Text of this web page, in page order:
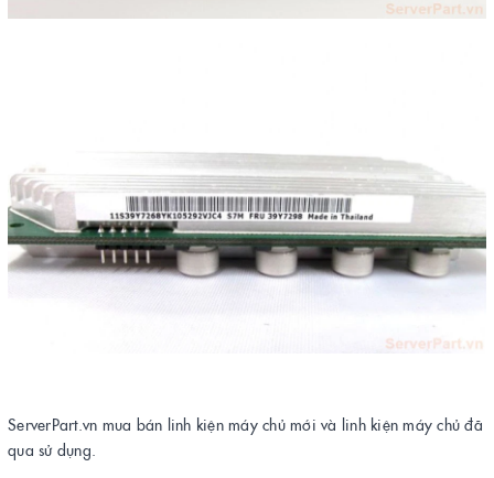
ServerPart.vn mua bán linh kiện máy chủ mới và linh kiện máy chủ đã
qua sử dụng.